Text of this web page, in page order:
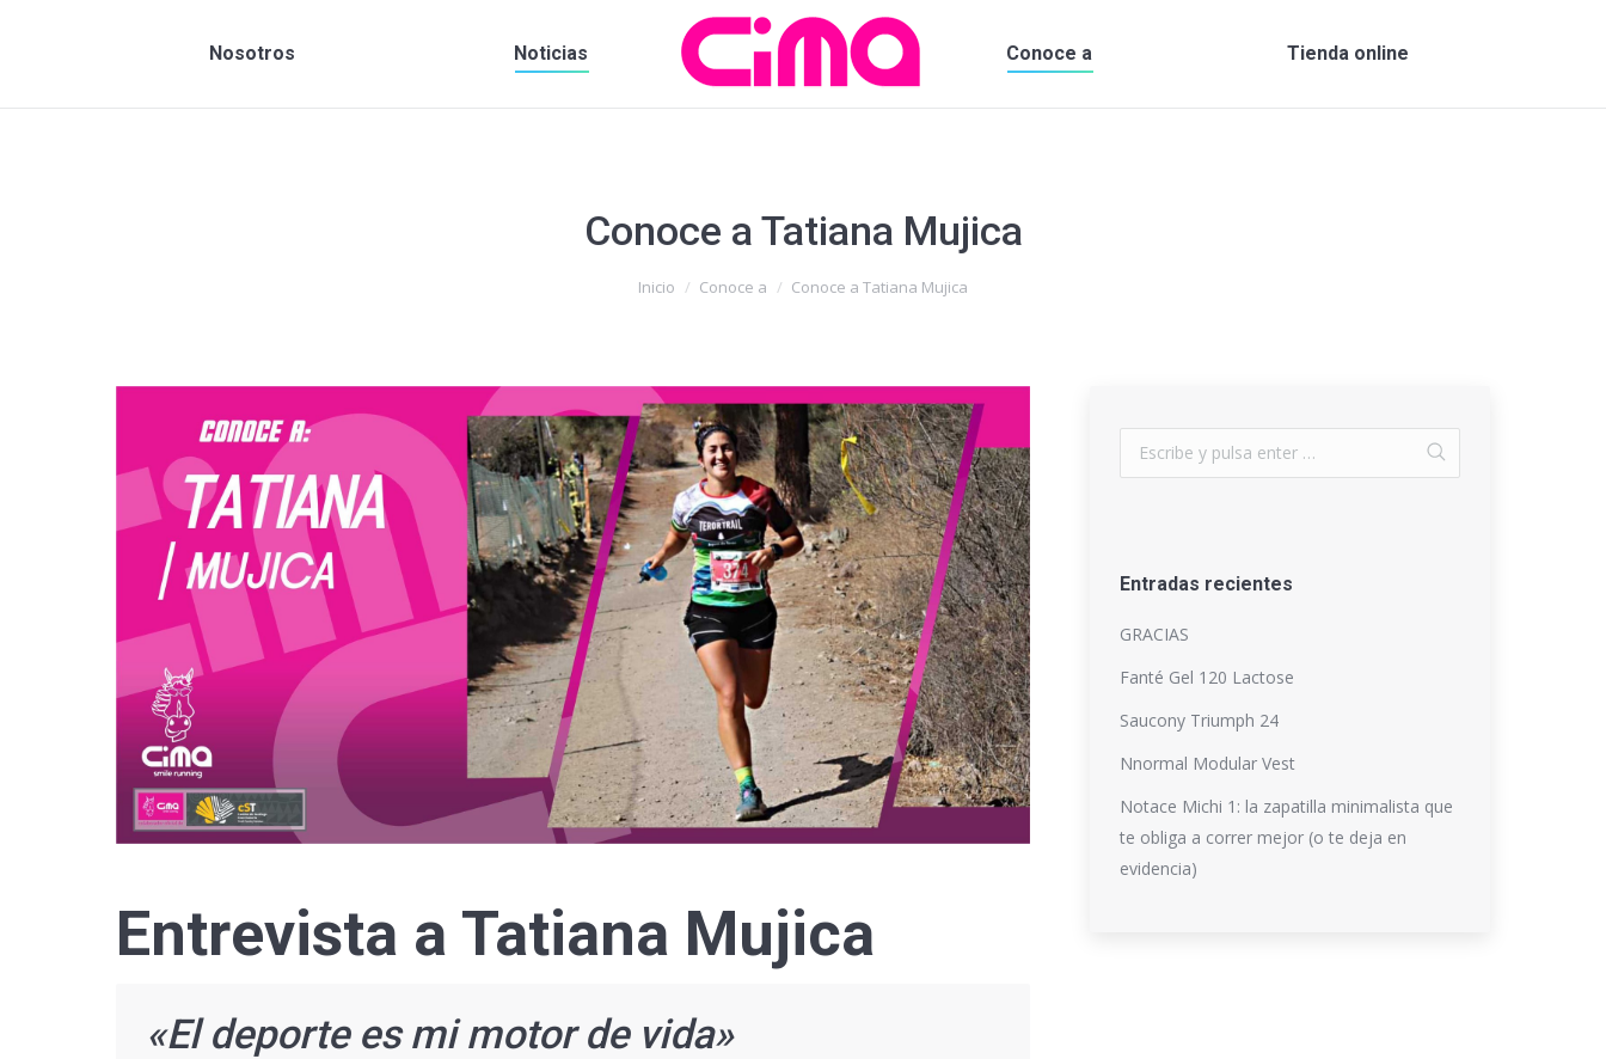
Nosotros Noticias Conoce a Tienda online
Conoce a Tatiana Mujica
Inicio Conoce a Conoce a Tatiana Mujica
Entrevista a Tatiana Mujica
«El deporte es mi motor de vida»
Entradas recientes
GRACIAS
Fanté Gel 120 Lactose
Saucony Triumph 24
Nnormal Modular Vest
Notace Michi 1: la zapatilla minimalista que
te obliga a correr mejor (o te deja en
evidencia)